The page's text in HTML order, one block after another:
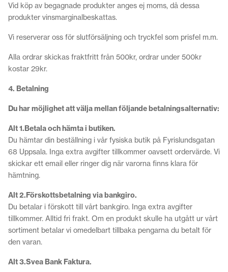
Vid köp av begagnade produkter anges ej moms, då dessa
produkter vinsmarginalbeskattas.
Vi reserverar oss för slutförsäljning och tryckfel som prisfel m.m.
Alla ordrar skickas fraktfritt från 500kr, ordrar under 500kr
kostar 29kr.
4. Betalning
Du har möjlighet att välja mellan följande betalningsalternativ:
Alt 1.Betala och hämta i butiken.
Du hämtar din beställning i vår fysiska butik på Fyrislundsgatan
68 Uppsala. Inga extra avgifter tillkommer oavsett ordervärde. Vi
skickar ett email eller ringer dig när varorna finns klara för
hämtning.
Alt 2.Förskottsbetalning via bankgiro.
Du betalar i förskott till vårt bankgiro. Inga extra avgifter
tillkommer. Alltid fri frakt. Om en produkt skulle ha utgått ur vårt
sortiment betalar vi omedelbart tillbaka pengarna du betalt för
den varan.
Alt 3.Svea Bank Faktura.